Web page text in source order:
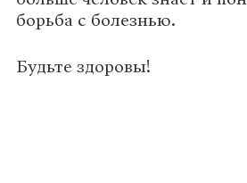
борьба с болезнью.
Будьте здоровы!